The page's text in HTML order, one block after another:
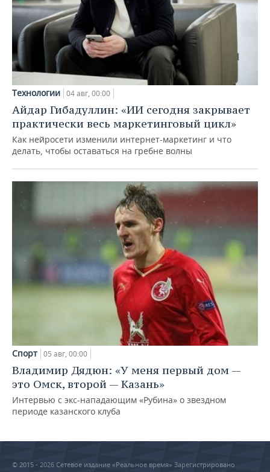
Технологии 04 авг, 00:00
Айдар Гибадуллин: «ИИ сегодня закрывает
практически весь маркетинговый цикл»
Как нейросети изменили интернет-маркетинг и что
делать, чтобы оставаться на гребне волны
Спорт 05 авг, 00:00
Владимир Дядюн: «У меня первый дом —
это Омск, второй — Казань»
Интервью с экс-нападающим «Рубина» о звездном
периоде казанского клуба
© 2015 - 2026 Сетевое издание «Реальное время» Зарегистрировано